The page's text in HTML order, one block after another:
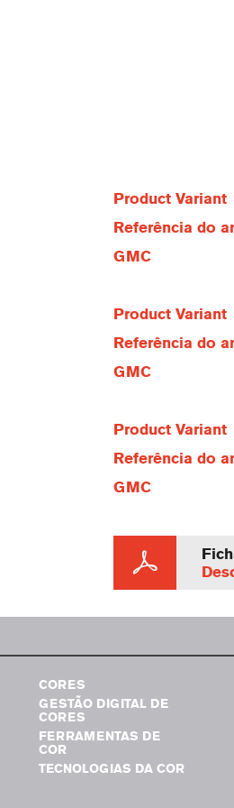
Product Variant
Referência do
GMC
Product Variant
Referência do
GMC
Product Variant
Referência do
GMC
CORES
GESTÃO DIGITAL DE
CORES
FERRAMENTAS DE
COR
TECNOLOGIAS DA COR